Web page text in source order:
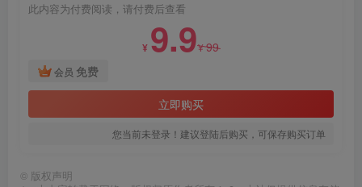
此内容为付费阅读，请付费后查看
¥ 9.9¥99
会员 免费
立即购买
您当前未登录！建议登陆后购买，可保存购买订单
© 版权声明